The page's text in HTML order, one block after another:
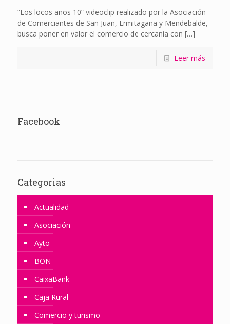
“Los locos años 10” videoclip realizado por la Asociación
de Comerciantes de San Juan, Ermitagaña y Mendebalde,
busca poner en valor el comercio de cercanía con […]
Leer más
Facebook
Categorias
Actualidad
Asociación
Ayto
BON
CaixaBank
Caja Rural
Comercio y turismo